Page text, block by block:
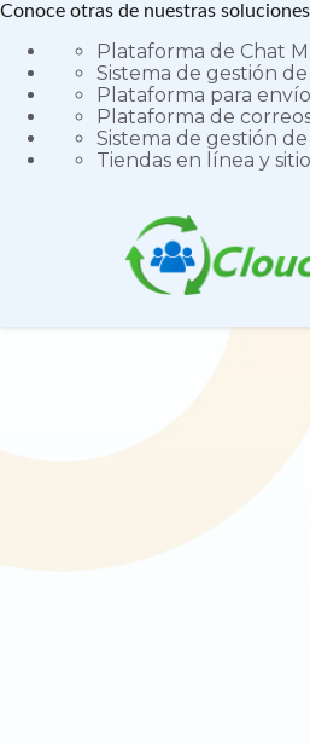
Conoce otras de nuestras soluciones
Plataforma de Chat
Sistema de gestión
Plataforma para
Plataforma de
Sistema de gestión
Tiendas en línea y